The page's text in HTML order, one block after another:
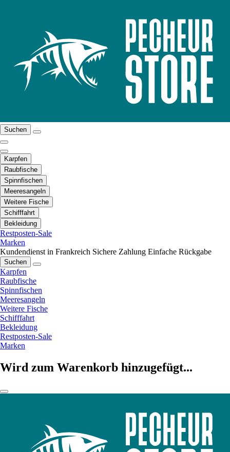
Suchen
Karpfen
Raubfische
Spinnfischen
Meeresangeln
Weitere Fische
Schifffahrt
Bekleidung
Restposten-Sale
Marken
Kundendienst in Frankreich Sichere Zahlung Einfache Rückgabe
Suchen
Karpfen
Raubfische
Spinnfischen
Meeresangeln
Weitere Fische
Schifffahrt
Bekleidung
Restposten-Sale
Marken
Wird zum Warenkorb hinzugefügt...